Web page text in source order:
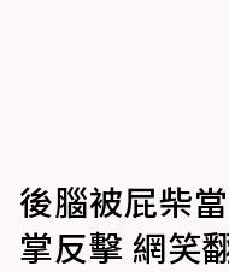
後腦被屁柴
掌反擊 網笑